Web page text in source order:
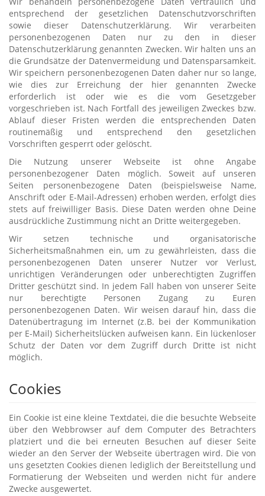
entsprechend der gesetzlichen Datenschutzvorschriften
sowie dieser Datenschutzerklärung. Wir verarbeiten
personenbezogenen Daten nur zu den in dieser
Datenschutzerklärung genannten Zwecken. Wir halten uns an
die Grundsätze der Datenvermeidung und Datensparsamkeit.
Wir speichern personenbezogenen Daten daher nur so lange,
wie dies zur Erreichung der hier genannten Zwecke
erforderlich ist oder wie es die vom Gesetzgeber
vorgeschrieben ist. Nach Fortfall des jeweiligen Zweckes bzw.
Ablauf dieser Fristen werden die entsprechenden Daten
routinemäßig und entsprechend den gesetzlichen
Vorschriften gesperrt oder gelöscht.
Die Nutzung unserer Webseite ist ohne Angabe
personenbezogener Daten möglich. Soweit auf unseren
Seiten personenbezogene Daten (beispielsweise Name,
Anschrift oder E-Mail-Adressen) erhoben werden, erfolgt dies
stets auf freiwilliger Basis. Diese Daten werden ohne Deine
ausdrückliche Zustimmung nicht an Dritte weitergegeben.
Wir setzen technische und organisatorische
Sicherheitsmaßnahmen ein, um zu gewährleisten, dass die
personenbezogenen Daten unserer Nutzer vor Verlust,
unrichtigen Veränderungen oder unberechtigten Zugriffen
Dritter geschützt sind. In jedem Fall haben von unserer Seite
nur berechtigte Personen Zugang zu Euren
personenbezogenen Daten. Wir weisen darauf hin, dass die
Datenübertragung im Internet (z.B. bei der Kommunikation
per E-Mail) Sicherheitslücken aufweisen kann. Ein lückenloser
Schutz der Daten vor dem Zugriff durch Dritte ist nicht
möglich.
Cookies
Ein Cookie ist eine kleine Textdatei, die die besuchte Webseite
über den Webbrowser auf dem Computer des Betrachters
platziert und die bei erneuten Besuchen auf dieser Seite
wieder an den Server der Webseite übertragen wird. Die von
uns gesetzten Cookies dienen lediglich der Bereitstellung und
Formatierung der Webseiten und werden nicht für andere
Zwecke ausgewertet.